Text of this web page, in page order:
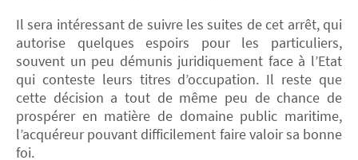
Il sera intéressant de suivre les suites de cet arrêt, qui
autorise quelques espoirs pour les particuliers,
souvent un peu démunis juridiquement face à l’Etat
qui conteste leurs titres d’occupation. Il reste que
cette décision a tout de même peu de chance de
prospérer en matière de domaine public maritime,
l’acquéreur pouvant difficilement faire valoir sa bonne
foi.